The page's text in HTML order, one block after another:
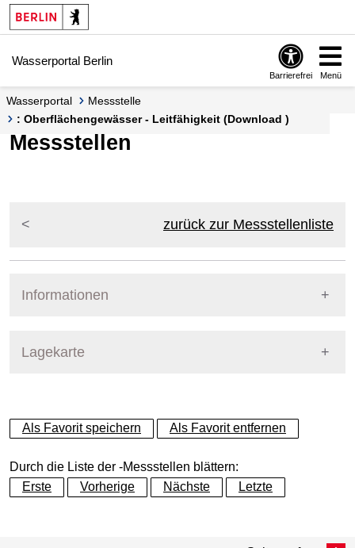
Springe zur Navigation
Springe zum Inhalt
Wasserportal Berlin
Barrierefrei Menü
Wasserportal
Messstelle
: Oberflächengewässer - Leitfähigkeit (Download )
Messstellen
zurück zur Messstellenliste
Informationen
Lagekarte
+
−
Als Favorit speichern Als Favorit entfernen
Durch die Liste der -Messstellen blättern:
Erste
Vorherige Nächste Letzte